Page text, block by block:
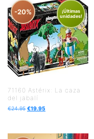
-20%
¡Últimas
unidades!
71160 Astérix: La caza
del jabalí
€24.95 €19.95